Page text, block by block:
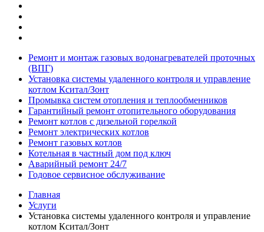
Ремонт и монтаж газовых водонагревателей проточных
(ВПГ)
Установка системы удаленного контроля и управление
котлом Кситал/Зонт
Промывка систем отопления и теплообменников
Гарантийный ремонт отопительного оборудования
Ремонт котлов с дизельной горелкой
Ремонт электрических котлов
Ремонт газовых котлов
Котельная в частный дом под ключ
Аварийный ремонт 24/7
Годовое сервисное обслуживание
Главная
Услуги
Установка системы удаленного контроля и управление
котлом Кситал/Зонт